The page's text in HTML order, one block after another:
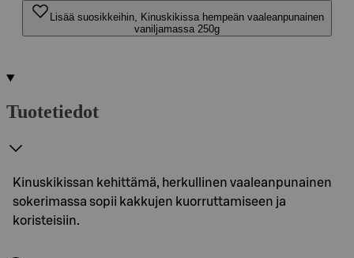
Lisää suosikkeihin, Kinuskikissa hempeän vaaleanpunainen
vaniljamassa 250g
Tuotetiedot
Kinuskikissan kehittämä, herkullinen vaaleanpunainen
sokerimassa sopii kakkujen kuorruttamiseen ja
koristeisiin.